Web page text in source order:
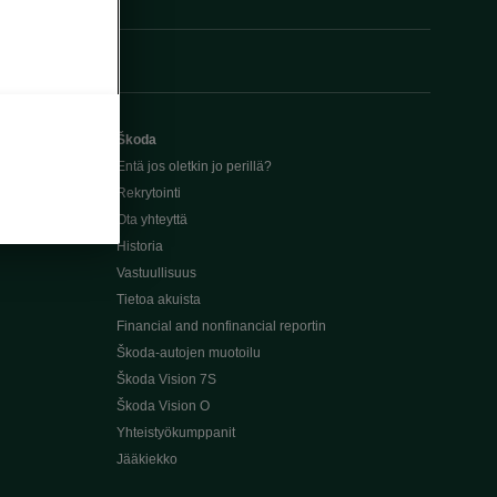
Škoda
Entä jos oletkin jo perillä?
Rekrytointi
Ota yhteyttä
Historia
Vastuullisuus
Tietoa akuista
Financial and nonfinancial reportin
Škoda-autojen muotoilu
Škoda Vision 7S
Škoda Vision O
Yhteistyökumppanit
Jääkiekko